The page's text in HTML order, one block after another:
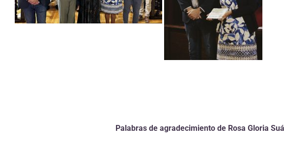
Palabras de agradecimiento de Rosa Gloria